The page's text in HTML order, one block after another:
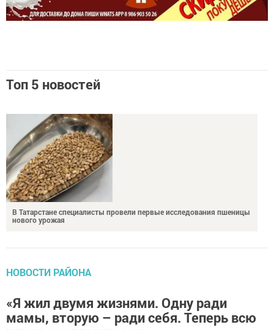
В Татарстане специалисты провели первые исследования пшеницы
нового урожая
мамы, вторую – ради себя. Теперь всю
жизнь расплачиваюсь»